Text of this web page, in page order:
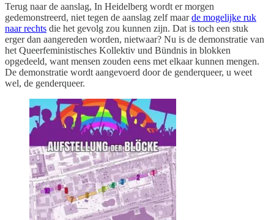
Terug naar de aanslag, In Heidelberg wordt er morgen
gedemonstreerd, niet tegen de aanslag zelf maarde mogelijke ruk
naar rechts die het gevolg zou kunnen zijn. Dat is toch een stuk
erger dan aangereden worden, nietwaar? Nu is de demonstratie van
het Queerfeministisches Kollektiv und Bündnis in blokken
opgedeeld, want mensen zouden eens met elkaar kunnen mengen.
De demonstratie wordt aangevoerd door de genderqueer, u weet
wel, de genderqueer.